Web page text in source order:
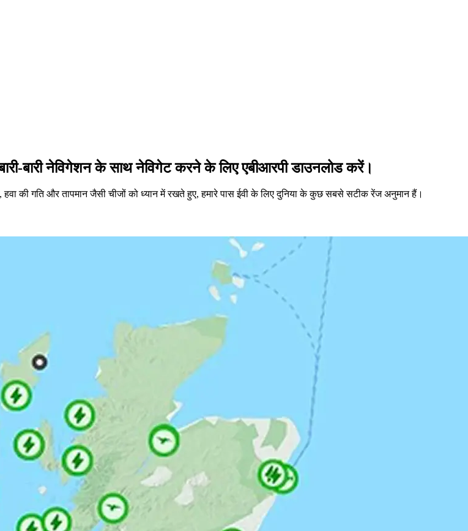
बारी नेविगेशन के साथ नेविगेट करने के लिए एबीआरपी डाउनलोड करें।
की गति और तापमान जैसी चीजों को ध्यान में रखते हुए, हमारे पास ईवी के लिए दुनिया के कुछ सबसे सटीक रेंज अनुमान हैं।